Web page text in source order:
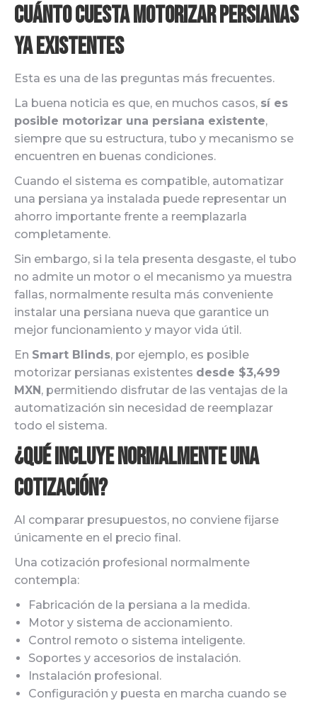
Cuánto cuesta motorizar persianas
ya existentes
Esta es una de las preguntas más frecuentes.
La buena noticia es que, en muchos casos, sí es
posible motorizar una persiana existente,
siempre que su estructura, tubo y mecanismo se
encuentren en buenas condiciones.
Cuando el sistema es compatible, automatizar
una persiana ya instalada puede representar un
ahorro importante frente a reemplazarla
completamente.
Sin embargo, si la tela presenta desgaste, el tubo
no admite un motor o el mecanismo ya muestra
fallas, normalmente resulta más conveniente
instalar una persiana nueva que garantice un
mejor funcionamiento y mayor vida útil.
En Smart Blinds, por ejemplo, es posible
motorizar persianas existentes desde $3,499
MXN, permitiendo disfrutar de las ventajas de la
automatización sin necesidad de reemplazar
todo el sistema.
¿Qué incluye normalmente una
cotización?
Al comparar presupuestos, no conviene fijarse
únicamente en el precio final.
Una cotización profesional normalmente
contempla:
Fabricación de la persiana a la medida.
Motor y sistema de accionamiento.
Control remoto o sistema inteligente.
Soportes y accesorios de instalación.
Instalación profesional.
Configuración y puesta en marcha cuando se